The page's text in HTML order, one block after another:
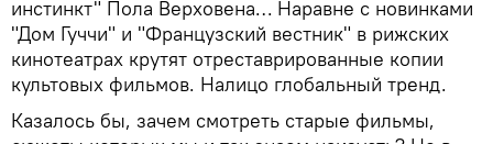
инстинкт" Пола Верховена… Наравне с новинками
"Дом Гуччи" и "Французский вестник" в рижских
кинотеатрах крутят отреставрированные копии
культовых фильмов. Налицо глобальный тренд.
Казалось бы, зачем смотреть старые фильмы,